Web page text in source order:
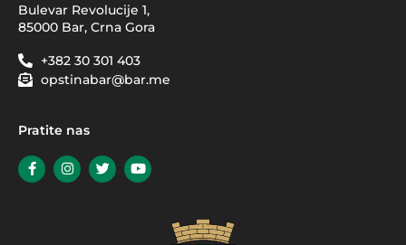
Bulevar Revolucije 1,
85000 Bar, Crna Gora
+382 30 301 403
opstinabar@bar.me
Pratite nas